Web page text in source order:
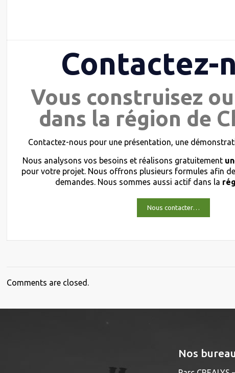
Contactez-
Vous construisez
dans la région de
Contactez-nous pour une présentation, une
Nous analysons vos besoins et réalisons gratuitement
pour votre projet. Nous offrons plusieurs formules afin
demandes. Nous sommes aussi actif dans la
Nous contacter…
Comments are closed.
Nos